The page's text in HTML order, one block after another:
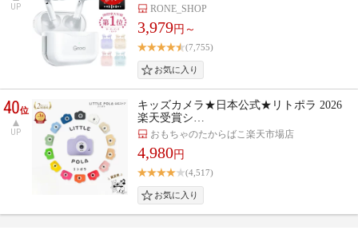
UP RONE_SHOP
3,979円～
(7,755)
40位
UP
キッズカメラ★日本公式★リトポラ 2026
楽天受賞シ…
おもちゃのたからばこ楽天市場店
4,980円
(4,517)